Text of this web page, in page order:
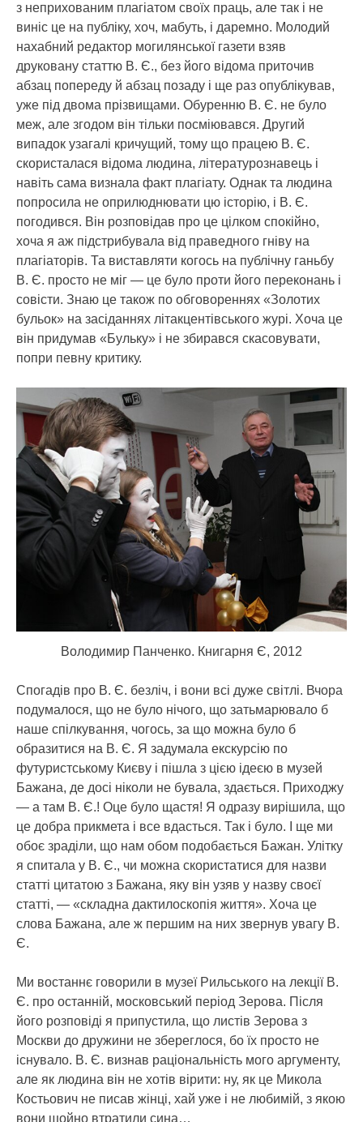
з неприхованим плагіатом своїх праць, але так і не
виніс це на публіку, хоч, мабуть, і даремно. Молодий
нахабний редактор могилянської газети взяв
друковану статтю В. Є., без його відома приточив
абзац попереду й абзац позаду і ще раз опублікував,
уже під двома прізвищами. Обуренню В. Є. не було
меж, але згодом він тільки посміювався. Другий
випадок узагалі кричущий, тому що працею В. Є.
скористалася відома людина, літературознавець і
навіть сама визнала факт плагіату. Однак та людина
попросила не оприлюднювати цю історію, і В. Є.
погодився. Він розповідав про це цілком спокійно,
хоча я аж підстрибувала від праведного гніву на
плагіаторів. Та виставляти когось на публічну ганьбу
В. Є. просто не міг — це було проти його переконань і
совісти. Знаю це також по обговореннях «Золотих
бульок» на засіданнях літакцентівського журі. Хоча це
він придумав «Бульку» і не збирався скасовувати,
попри певну критику.
Володимир Панченко. Книгарня Є, 2012
Спогадів про В. Є. безліч, і вони всі дуже світлі. Вчора
подумалося, що не було нічого, що затьмарювало б
наше спілкування, чогось, за що можна було б
образитися на В. Є. Я задумала екскурсію по
футуристському Києву і пішла з цією ідеєю в музей
Бажана, де досі ніколи не бувала, здається. Приходжу
— а там В. Є.! Оце було щастя! Я одразу вирішила, що
це добра прикмета і все вдасться. Так і було. І ще ми
обоє зраділи, що нам обом подобається Бажан. Улітку
я спитала у В. Є., чи можна скористатися для назви
статті цитатою з Бажана, яку він узяв у назву своєї
статті, — «складна дактилоскопія життя». Хоча це
слова Бажана, але ж першим на них звернув увагу В.
Є.
Ми востаннє говорили в музеї Рильського на лекції В.
Є. про останній, московський період Зерова. Після
його розповіді я припустила, що листів Зерова з
Москви до дружини не збереглося, бо їх просто не
існувало. В. Є. визнав раціональність мого аргументу,
але як людина він не хотів вірити: ну, як це Микола
Костьович не писав жінці, хай уже і не любимій, з якою
вони щойно втратили сина…